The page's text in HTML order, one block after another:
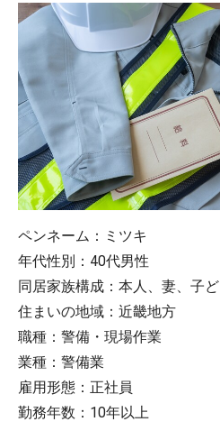
ペンネーム：ミツキ
年代性別：40代男性
同居家族構成：本人、妻、子ど
住まいの地域：近畿地方
職種：警備・現場作業
業種：警備業
雇用形態：正社員
勤務年数：10年以上